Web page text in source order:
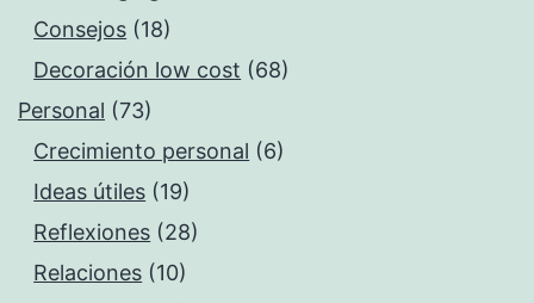
Consejos (18)
Decoración low cost (68)
Personal (73)
Crecimiento personal (6)
Ideas útiles (19)
Reflexiones (28)
Relaciones (10)